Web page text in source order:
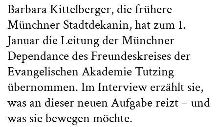
Barbara Kittelberger, die frühere
Münchner Stadtdekanin, hat zum 1.
Januar die Leitung der Münchner
Dependance des Freundeskreises der
Evangelischen Akademie Tutzing
übernommen. Im Interview erzählt sie,
was an dieser neuen Aufgabe reizt – und
was sie bewegen möchte.